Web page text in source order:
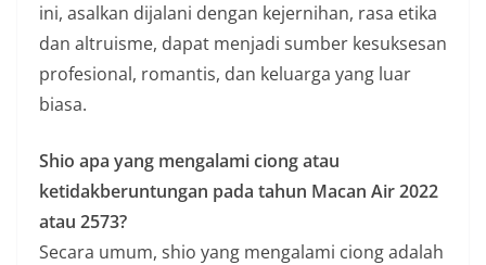
ini, asalkan dijalani dengan kejernihan, rasa etika
dan altruisme, dapat menjadi sumber kesuksesan
profesional, romantis, dan keluarga yang luar
biasa.
Shio apa yang mengalami ciong atau
ketidakberuntungan pada tahun Macan Air 2022
atau 2573?
Secara umum, shio yang mengalami ciong adalah